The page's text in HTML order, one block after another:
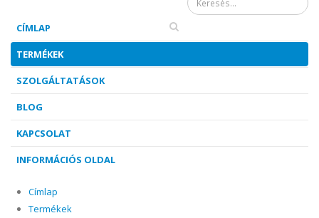
CÍMLAP
TERMÉKEK
SZOLGÁLTATÁSOK
BLOG
KAPCSOLAT
INFORMÁCIÓS OLDAL
Címlap
Termékek